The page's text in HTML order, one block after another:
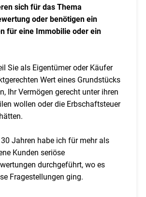
sich für das Thema
oder benötigen ein
für eine Immobilie oder ein
Sie als Eigentümer oder Käufer
Wert eines Grundstücks
Ihr Vermögen gerecht unter ihren
wollen oder die Erbschaftsteuer
Jahren habe ich für mehr als
Kunden seriöse
durchgeführt, wo es
Fragestellungen ging.